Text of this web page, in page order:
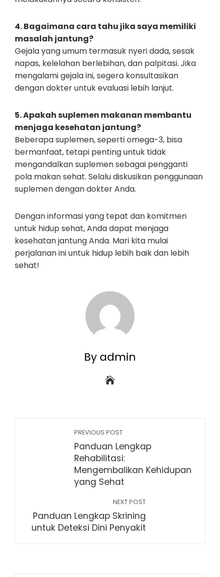
4. Bagaimana cara tahu jika saya memiliki
masalah jantung?
Gejala yang umum termasuk nyeri dada, sesak
napas, kelelahan berlebihan, dan palpitasi. Jika
mengalami gejala ini, segera konsultasikan
dengan dokter untuk evaluasi lebih lanjut.
5. Apakah suplemen makanan membantu
menjaga kesehatan jantung?
Beberapa suplemen, seperti omega-3, bisa
bermanfaat, tetapi penting untuk tidak
mengandalkan suplemen sebagai pengganti
pola makan sehat. Selalu diskusikan penggunaan
suplemen dengan dokter Anda.
Dengan informasi yang tepat dan komitmen
untuk hidup sehat, Anda dapat menjaga
kesehatan jantung Anda. Mari kita mulai
perjalanan ini untuk hidup lebih baik dan lebih
sehat!
By admin
PREVIOUS POST
Panduan Lengkap
Rehabilitasi:
Mengembalikan Kehidupan
yang Sehat
NEXT POST
Panduan Lengkap Skrining
untuk Deteksi Dini Penyakit